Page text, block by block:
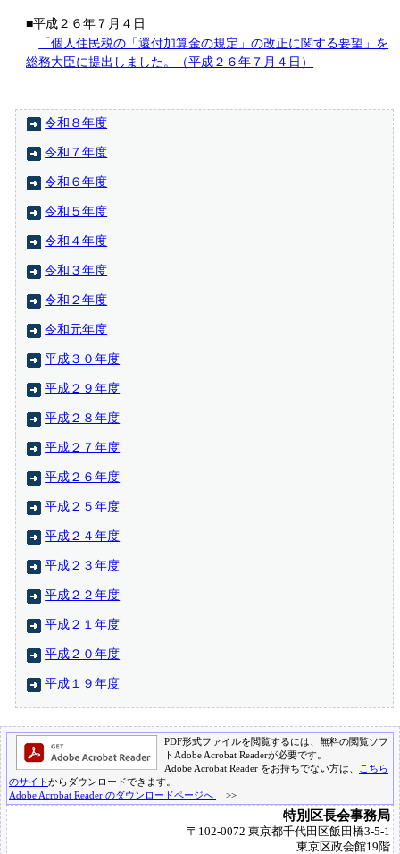
■平成２６年７月４日
「個人住民税の「還付加算金の規定」の改正に関する要望」を
総務大臣に提出しました。（平成２６年７月４日）
令和８年度
令和７年度
令和６年度
令和５年度
令和４年度
令和３年度
令和２年度
令和元年度
平成３０年度
平成２９年度
平成２８年度
平成２７年度
平成２６年度
平成２５年度
平成２４年度
平成２３年度
平成２２年度
平成２１年度
平成２０年度
平成１９年度
PDF形式ファイルを閲覧するには、無料の閲覧ソフ
トAdobe Acrobat Readerが必要です。
Adobe Acrobat Reader をお持ちでない方は、
こちら
のサイトからダウンロードできます。
Adobe Acrobat Reader のダウンロードページへ
>>
特別区長会事務局
〒102-0072 東京都千代田区飯田橋3-5-1
東京区政会館19階